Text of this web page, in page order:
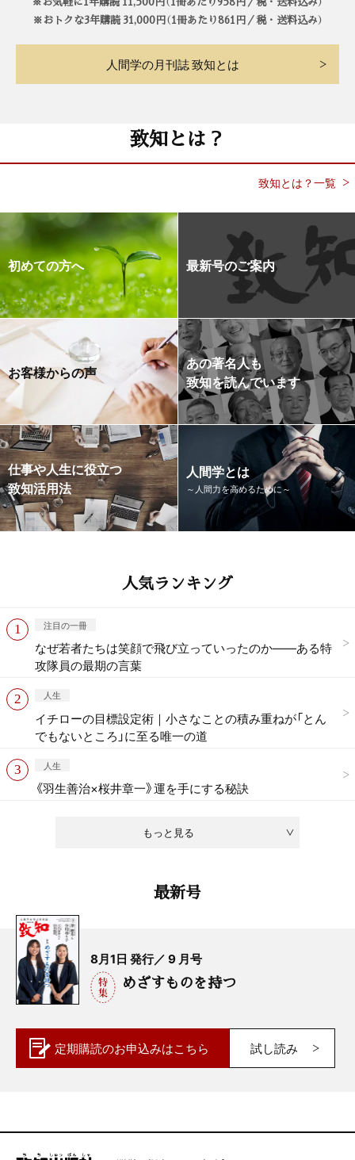
※おトクな3年購読 31,000円（1冊あたり861円／税・送料込み）
人間学の月刊誌 致知とは
致知とは？
致知とは？一覧
初めての方へ 最新号のご案内
お客様からの声
あの著名人も
致知を読んでいます
仕事や人生に役立つ
致知活用法
人間学とは
～人間力を高めるために～
人気ランキング
もっと見る
注目の一冊
なぜ若者たちは笑顔で飛び立っていったのか——ある特
攻隊員の最期の言葉
人生
イチローの目標設定術｜小さなことの積み重ねが「とん
でもないところ」に至る唯一の道
人生
《羽生善治×桜井章一》運を手にする秘訣
最新号
8月1日 発行／ 9 月号
めざすものを持つ
定期購読のお申込みはこちら 試し読み